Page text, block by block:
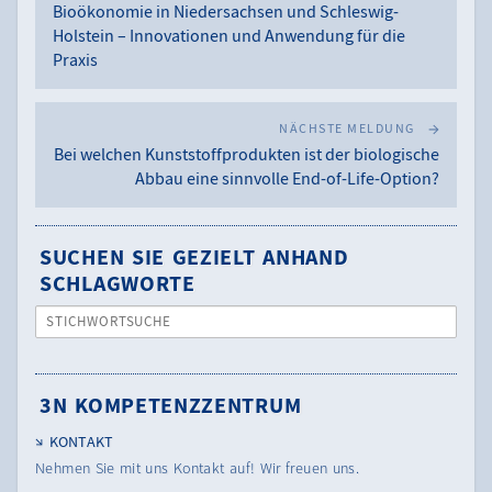
Bioökonomie in Niedersachsen und Schleswig-
Holstein – Innovationen und Anwendung für die
Praxis
NÄCHSTE MELDUNG
Bei welchen Kunststoffprodukten ist der biologische
Abbau eine sinnvolle End-of-Life-Option?
SUCHEN SIE GEZIELT ANHAND
SCHLAGWORTE
STICHWORTSUCHE
3N KOMPETENZZENTRUM
KONTAKT
Nehmen Sie mit uns Kontakt auf! Wir freuen uns.